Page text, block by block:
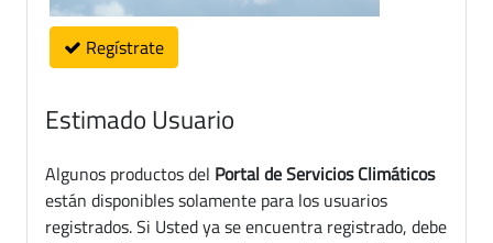
Regístrate
Estimado Usuario
Algunos productos del Portal de Servicios Climáticos
están disponibles solamente para los usuarios
registrados. Si Usted ya se encuentra registrado, debe